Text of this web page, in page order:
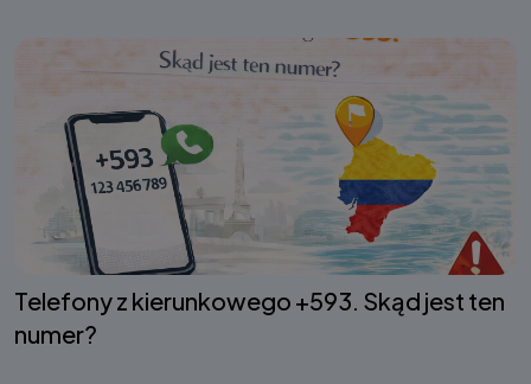
Telefony z kierunkowego +593. Skąd jest ten
numer?